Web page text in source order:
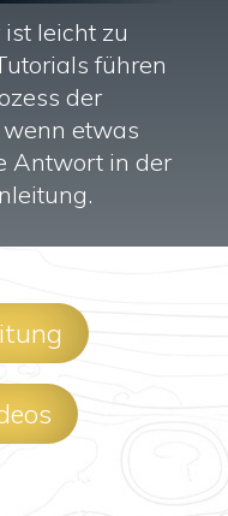
leicht zu
führen
der
etwas
Antwort in der